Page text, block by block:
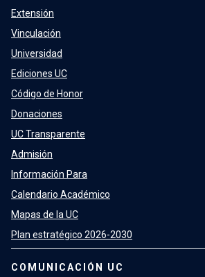
Extensión
Vinculación
Universidad
Ediciones UC
Código de Honor
Donaciones
UC Transparente
Admisión
Información Para
Calendario Académico
Mapas de la UC
Plan estratégico 2026-2030
COMUNICACIÓN UC